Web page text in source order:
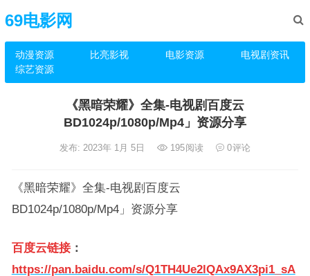
69电影网
动漫资源 比亮影视 电影资源
电视剧资讯
综艺资源
《黑暗荣耀》全集-电视剧百度云
BD1024p/1080p/Mp4」资源分享
发布: 2023年 1月 5日 195阅读 0评论
《黑暗荣耀》全集-电视剧百度云
BD1024p/1080p/Mp4」资源分享
百度云链接：
https://pan.baidu.com/s/Q1TH4Ue2lQAx9AX3pi1_sA